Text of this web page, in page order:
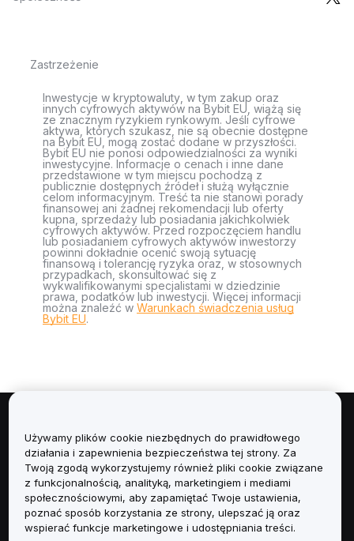
Zastrzeżenie
Inwestycje w kryptowaluty, w tym zakup oraz
innych cyfrowych aktywów na Bybit EU, wiążą się
ze znacznym ryzykiem rynkowym. Jeśli cyfrowe
aktywa, których szukasz, nie są obecnie dostępne
na Bybit EU, mogą zostać dodane w przyszłości.
Bybit EU nie ponosi odpowiedzialności za wyniki
inwestycyjne. Informacje o cenach i inne dane
przedstawione w tym miejscu pochodzą z
publicznie dostępnych źródeł i służą wyłącznie
celom informacyjnym. Treść ta nie stanowi porady
finansowej ani żadnej rekomendacji lub oferty
kupna, sprzedaży lub posiadania jakichkolwiek
cyfrowych aktywów. Przed rozpoczęciem handlu
lub posiadaniem cyfrowych aktywów inwestorzy
powinni dokładnie ocenić swoją sytuację
finansową i tolerancję ryzyka oraz, w stosownych
przypadkach, skonsultować się z
wykwalifikowanymi specjalistami w dziedzinie
prawa, podatków lub inwestycji. Więcej informacji
można znaleźć w Warunkach świadczenia usług
Bybit EU.
Informacje
Usługi
Obsługa Klienta
Używamy plików cookie niezbędnych do prawidłowego
działania i zapewnienia bezpieczeństwa tej strony. Za
Twoją zgodą wykorzystujemy również pliki cookie związane
z funkcjonalnością, analityką, marketingiem i mediami
społecznościowymi, aby zapamiętać Twoje ustawienia,
poznać sposób korzystania ze strony, ulepszać ją oraz
wspierać funkcje marketingowe i udostępniania treści.